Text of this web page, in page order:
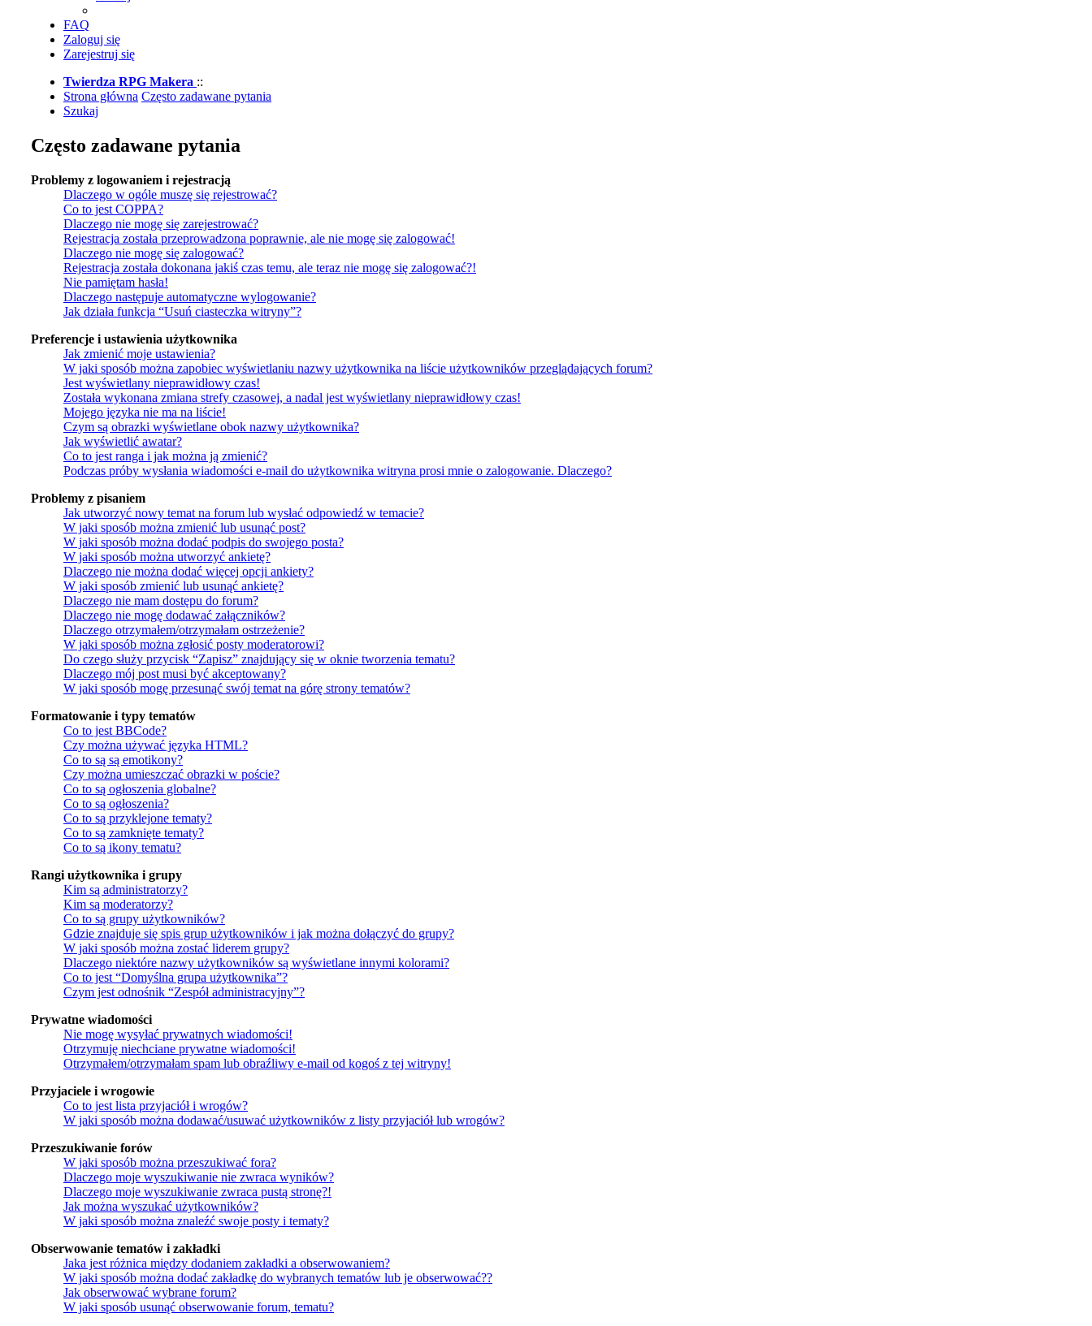
FAQ
Zaloguj się
Zarejestruj się
Twierdza RPG Makera ::
Strona główna Często zadawane pytania
Szukaj
Często zadawane pytania
Problemy z logowaniem i rejestracją
Dlaczego w ogóle muszę się rejestrować?
Co to jest COPPA?
Dlaczego nie mogę się zarejestrować?
Rejestracja została przeprowadzona poprawnie, ale nie mogę się zalogować!
Dlaczego nie mogę się zalogować?
Rejestracja została dokonana jakiś czas temu, ale teraz nie mogę się zalogować?!
Nie pamiętam hasła!
Dlaczego następuje automatyczne wylogowanie?
Jak działa funkcja “Usuń ciasteczka witryny”?
Preferencje i ustawienia użytkownika
Jak zmienić moje ustawienia?
W jaki sposób można zapobiec wyświetlaniu nazwy użytkownika na liście użytkowników przeglądających forum?
Jest wyświetlany nieprawidłowy czas!
Została wykonana zmiana strefy czasowej, a nadal jest wyświetlany nieprawidłowy czas!
Mojego języka nie ma na liście!
Czym są obrazki wyświetlane obok nazwy użytkownika?
Jak wyświetlić awatar?
Co to jest ranga i jak można ją zmienić?
Podczas próby wysłania wiadomości e-mail do użytkownika witryna prosi mnie o zalogowanie. Dlaczego?
Problemy z pisaniem
Jak utworzyć nowy temat na forum lub wysłać odpowiedź w temacie?
W jaki sposób można zmienić lub usunąć post?
W jaki sposób można dodać podpis do swojego posta?
W jaki sposób można utworzyć ankietę?
Dlaczego nie można dodać więcej opcji ankiety?
W jaki sposób zmienić lub usunąć ankietę?
Dlaczego nie mam dostępu do forum?
Dlaczego nie mogę dodawać załączników?
Dlaczego otrzymałem/otrzymałam ostrzeżenie?
W jaki sposób można zgłosić posty moderatorowi?
Do czego służy przycisk “Zapisz” znajdujący się w oknie tworzenia tematu?
Dlaczego mój post musi być akceptowany?
W jaki sposób mogę przesunąć swój temat na górę strony tematów?
Formatowanie i typy tematów
Co to jest BBCode?
Czy można używać języka HTML?
Co to są są emotikony?
Czy można umieszczać obrazki w poście?
Co to są ogłoszenia globalne?
Co to są ogłoszenia?
Co to są przyklejone tematy?
Co to są zamknięte tematy?
Co to są ikony tematu?
Rangi użytkownika i grupy
Kim są administratorzy?
Kim są moderatorzy?
Co to są grupy użytkowników?
Gdzie znajduje się spis grup użytkowników i jak można dołączyć do grupy?
W jaki sposób można zostać liderem grupy?
Dlaczego niektóre nazwy użytkowników są wyświetlane innymi kolorami?
Co to jest “Domyślna grupa użytkownika”?
Czym jest odnośnik “Zespół administracyjny”?
Prywatne wiadomości
Nie mogę wysyłać prywatnych wiadomości!
Otrzymuję niechciane prywatne wiadomości!
Otrzymałem/otrzymałam spam lub obraźliwy e-mail od kogoś z tej witryny!
Przyjaciele i wrogowie
Co to jest lista przyjaciół i wrogów?
W jaki sposób można dodawać/usuwać użytkowników z listy przyjaciół lub wrogów?
Przeszukiwanie forów
W jaki sposób można przeszukiwać fora?
Dlaczego moje wyszukiwanie nie zwraca wyników?
Dlaczego moje wyszukiwanie zwraca pustą stronę?!
Jak można wyszukać użytkowników?
W jaki sposób można znaleźć swoje posty i tematy?
Obserwowanie tematów i zakładki
Jaka jest różnica między dodaniem zakładki a obserwowaniem?
W jaki sposób można dodać zakładkę do wybranych tematów lub je obserwować??
Jak obserwować wybrane forum?
W jaki sposób usunąć obserwowanie forum, tematu?